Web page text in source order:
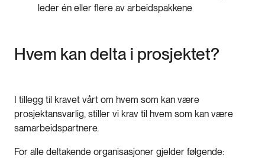
leder én eller flere av arbeidspakkene
Hvem kan delta i prosjektet?
I tillegg til kravet vårt om hvem som kan være
prosjektansvarlig, stiller vi krav til hvem som kan være
samarbeidspartnere.
For alle deltakende organisasjoner gjelder følgende: